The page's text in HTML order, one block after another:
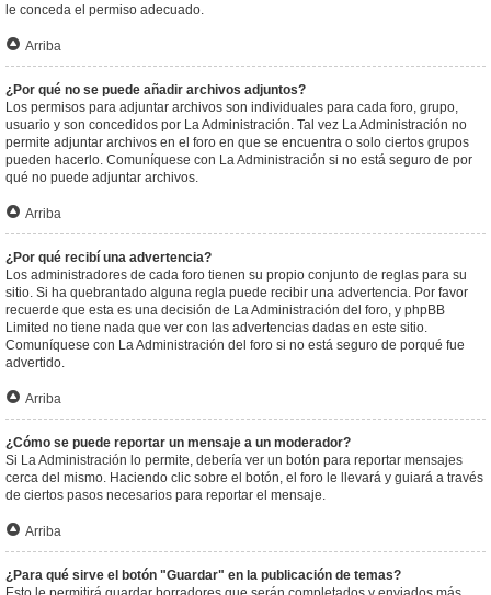
le conceda el permiso adecuado.
Arriba
¿Por qué no se puede añadir archivos adjuntos?
Los permisos para adjuntar archivos son individuales para cada foro, grupo,
usuario y son concedidos por La Administración. Tal vez La Administración no
permite adjuntar archivos en el foro en que se encuentra o solo ciertos grupos
pueden hacerlo. Comuníquese con La Administración si no está seguro de por
qué no puede adjuntar archivos.
Arriba
¿Por qué recibí una advertencia?
Los administradores de cada foro tienen su propio conjunto de reglas para su
sitio. Si ha quebrantado alguna regla puede recibir una advertencia. Por favor
recuerde que esta es una decisión de La Administración del foro, y phpBB
Limited no tiene nada que ver con las advertencias dadas en este sitio.
Comuníquese con La Administración del foro si no está seguro de porqué fue
advertido.
Arriba
¿Cómo se puede reportar un mensaje a un moderador?
Si La Administración lo permite, debería ver un botón para reportar mensajes
cerca del mismo. Haciendo clic sobre el botón, el foro le llevará y guiará a través
de ciertos pasos necesarios para reportar el mensaje.
Arriba
¿Para qué sirve el botón "Guardar" en la publicación de temas?